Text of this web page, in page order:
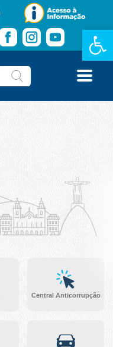
Barra de
Central Anticorrupção